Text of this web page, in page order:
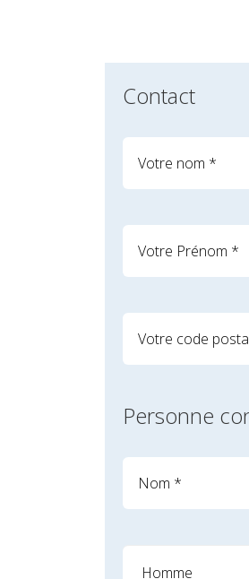
Contact
Personne